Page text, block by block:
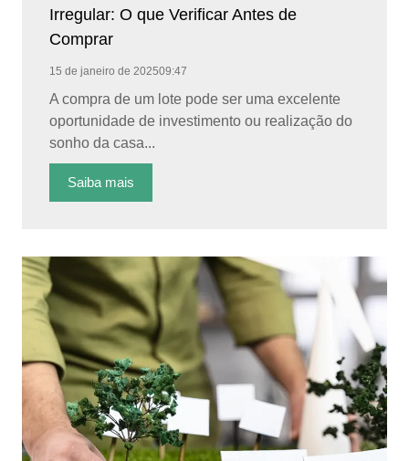
Irregular: O que Verificar Antes de
Comprar
15 de janeiro de 202509:47
A compra de um lote pode ser uma excelente
oportunidade de investimento ou realização do
sonho da casa...
Saiba mais